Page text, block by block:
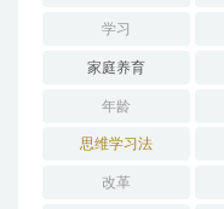
学习
家庭养育
年龄
思维学习法
改革